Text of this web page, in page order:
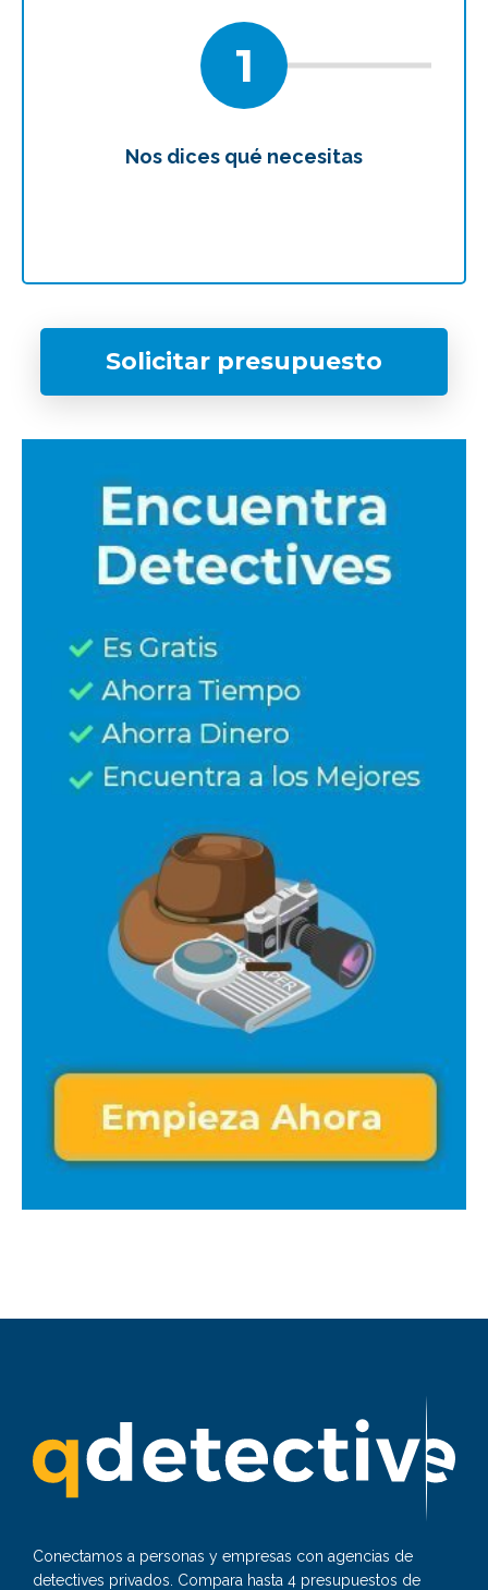
1
Nos dices qué necesitas
Solicitar presupuesto
Conectamos a personas y empresas con agencias de
detectives privados. Compara hasta 4 presupuestos de
¿Qué tipo de caso quieres investigar?